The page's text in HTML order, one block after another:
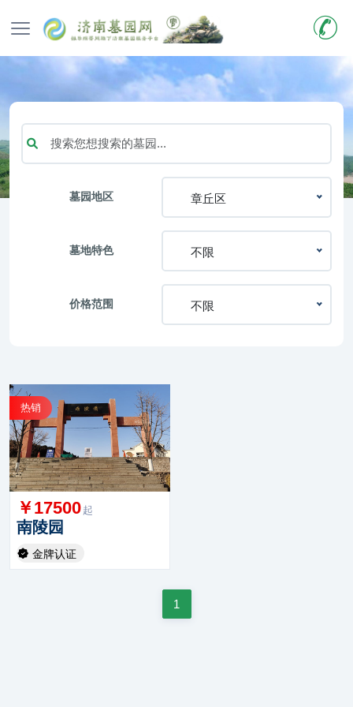
墓园地区 章丘区
墓地特色 不限
价格范围 不限
热销
￥17500 起
南陵园
金牌认证
1